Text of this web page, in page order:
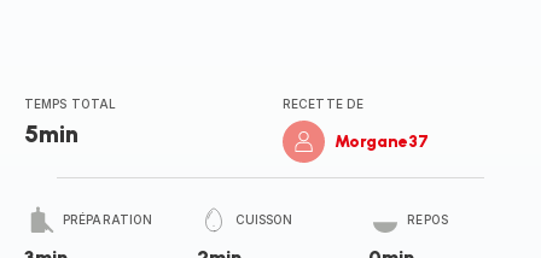
TEMPS TOTAL
5min
RECETTE DE
Morgane37
PRÉPARATION CUISSON REPOS